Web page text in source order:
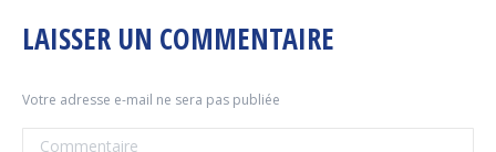
LAISSER UN COMMENTAIRE
Votre adresse e-mail ne sera pas publiée
Commentaire